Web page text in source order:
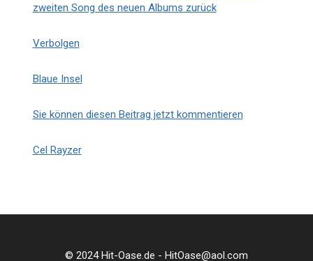
zweiten Song des neuen Albums zurück
Verbolgen
Blaue Insel
Sie können diesen Beitrag jetzt kommentieren
Cel Rayzer
© 2024 Hit-Oase.de - HitOase@aol.com